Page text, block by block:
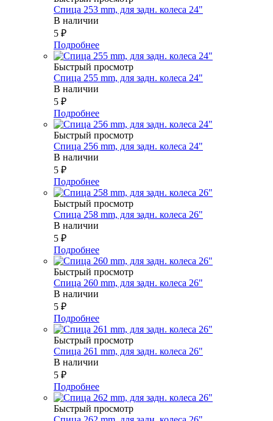
Спица 253 mm, для задн. колеса 24"
В наличии
5 ₽
Подробнее
Быстрый просмотр
Спица 255 mm, для задн. колеса 24"
В наличии
5 ₽
Подробнее
Быстрый просмотр
Спица 256 mm, для задн. колеса 24"
В наличии
5 ₽
Подробнее
Быстрый просмотр
Спица 258 mm, для задн. колеса 26"
В наличии
5 ₽
Подробнее
Быстрый просмотр
Спица 260 mm, для задн. колеса 26"
В наличии
5 ₽
Подробнее
Быстрый просмотр
Спица 261 mm, для задн. колеса 26"
В наличии
5 ₽
Подробнее
Быстрый просмотр